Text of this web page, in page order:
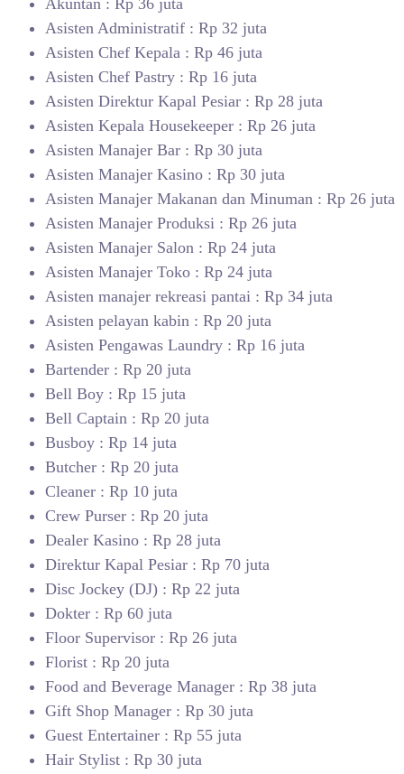
Akuntan : Rp 36 juta
Asisten Administratif : Rp 32 juta
Asisten Chef Kepala : Rp 46 juta
Asisten Chef Pastry : Rp 16 juta
Asisten Direktur Kapal Pesiar : Rp 28 juta
Asisten Kepala Housekeeper : Rp 26 juta
Asisten Manajer Bar : Rp 30 juta
Asisten Manajer Kasino : Rp 30 juta
Asisten Manajer Makanan dan Minuman : Rp 26 juta
Asisten Manajer Produksi : Rp 26 juta
Asisten Manajer Salon : Rp 24 juta
Asisten Manajer Toko : Rp 24 juta
Asisten manajer rekreasi pantai : Rp 34 juta
Asisten pelayan kabin : Rp 20 juta
Asisten Pengawas Laundry : Rp 16 juta
Bartender : Rp 20 juta
Bell Boy : Rp 15 juta
Bell Captain : Rp 20 juta
Busboy : Rp 14 juta
Butcher : Rp 20 juta
Cleaner : Rp 10 juta
Crew Purser : Rp 20 juta
Dealer Kasino : Rp 28 juta
Direktur Kapal Pesiar : Rp 70 juta
Disc Jockey (DJ) : Rp 22 juta
Dokter : Rp 60 juta
Floor Supervisor : Rp 26 juta
Florist : Rp 20 juta
Food and Beverage Manager : Rp 38 juta
Gift Shop Manager : Rp 30 juta
Guest Entertainer : Rp 55 juta
Hair Stylist : Rp 30 juta